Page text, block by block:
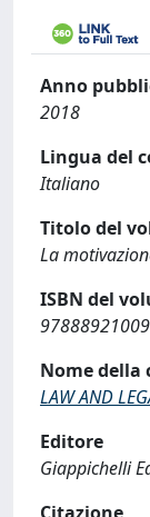
Anno
2018
Lingua del
Italiano
Titolo del
La
ISBN del
Nome della
LAW AND
Editore
Giappichelli